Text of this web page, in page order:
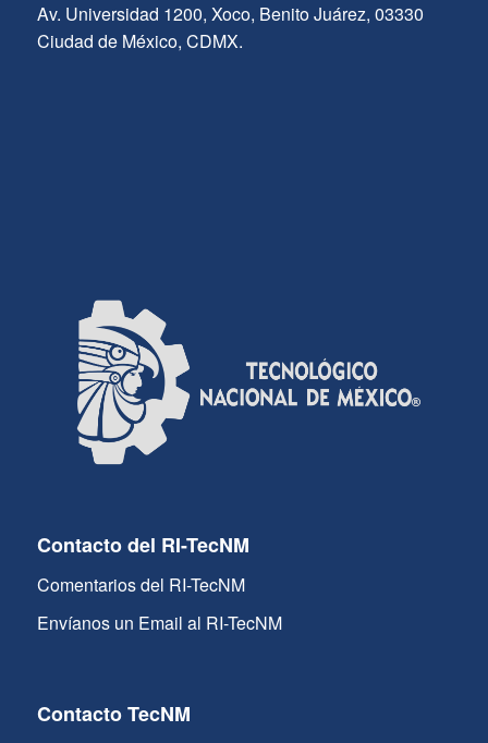
Av. Universidad 1200, Xoco, Benito Juárez, 03330
Ciudad de México, CDMX.
Contacto del RI-TecNM
Comentarios del RI-TecNM
Envíanos un Email al RI-TecNM
Contacto TecNM